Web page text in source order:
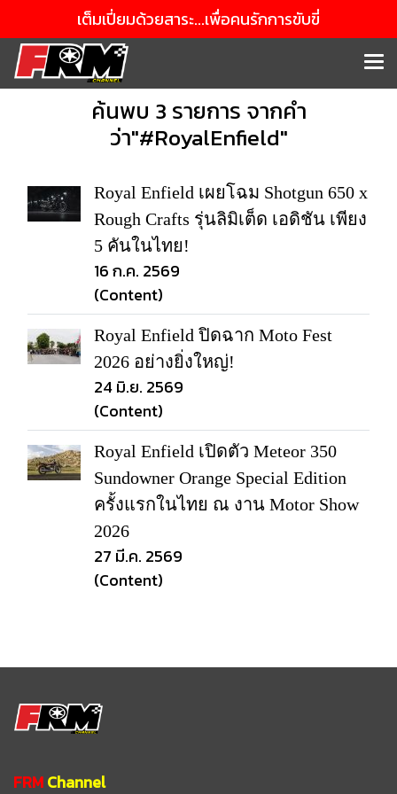
เต็มเปี่ยมด้วยสาระ...เพื่อคนรักการขับขี่
ค้นพบ 3 รายการ จากคำ
ว่า"#RoyalEnfield"
Royal Enfield เผยโฉม Shotgun 650 x
Rough Crafts รุ่นลิมิเต็ด เอดิชัน เพียง
5 คันในไทย!
16 ก.ค. 2569
(Content)
Royal Enfield ปิดฉาก Moto Fest
2026 อย่างยิ่งใหญ่!
24 มิ.ย. 2569
(Content)
Royal Enfield เปิดตัว Meteor 350
Sundowner Orange Special Edition
ครั้งแรกในไทย ณ งาน Motor Show
2026
27 มี.ค. 2569
(Content)
FRMChannel